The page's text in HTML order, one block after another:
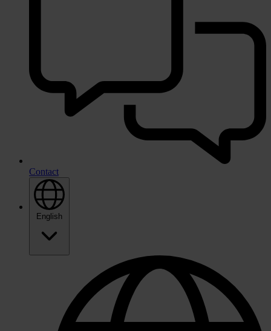
Contact
English